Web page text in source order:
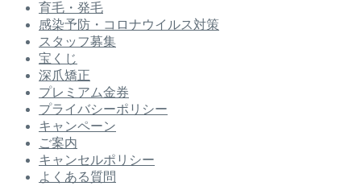
育毛・発毛
感染予防・コロナウイルス対策
スタッフ募集
宝くじ
深爪矯正
プレミアム金券
プライバシーポリシー
キャンペーン
ご案内
キャンセルポリシー
よくある質問